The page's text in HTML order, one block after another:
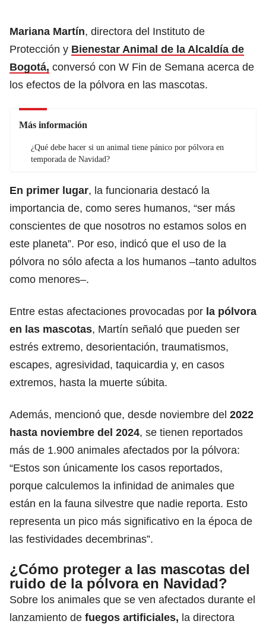
Mariana Martín, directora del Instituto de
Protección y Bienestar Animal de la Alcaldía de
Bogotá, conversó con W Fin de Semana acerca de
los efectos de la pólvora en las mascotas.
Más información
¿Qué debe hacer si un animal tiene pánico por pólvora en
temporada de Navidad?
En primer lugar, la funcionaria destacó la
importancia de, como seres humanos, “ser más
conscientes de que nosotros no estamos solos en
este planeta”. Por eso, indicó que el uso de la
pólvora no sólo afecta a los humanos –tanto adultos
como menores–.
Entre estas afectaciones provocadas por la pólvora
en las mascotas, Martín señaló que pueden ser
estrés extremo, desorientación, traumatismos,
escapes, agresividad, taquicardia y, en casos
extremos, hasta la muerte súbita.
Además, mencionó que, desde noviembre del 2022
hasta noviembre del 2024, se tienen reportados
más de 1.900 animales afectados por la pólvora:
“Estos son únicamente los casos reportados,
porque calculemos la infinidad de animales que
están en la fauna silvestre que nadie reporta. Esto
representa un pico más significativo en la época de
las festividades decembrinas”.
¿Cómo proteger a las mascotas del
ruido de la pólvora en Navidad?
Sobre los animales que se ven afectados durante el
lanzamiento de fuegos artificiales, la directora